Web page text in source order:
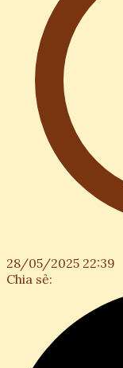
28/05/2025 22:39
Chia sẻ: